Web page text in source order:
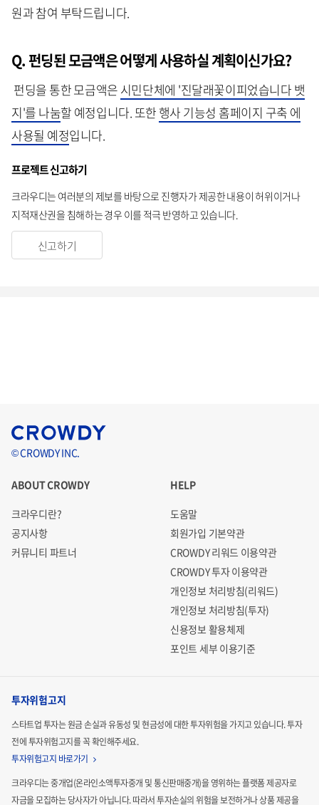
원과 참여 부탁드립니다.
Q. 펀딩된 모금액은 어떻게 사용하실 계획이신가요?
펀딩을 통한 모금액은 시민단체에 '진달래꽃이피었습니다 뱃
지'를 나눔할 예정입니다. 또한 행사 기능성 홈페이지 구축 에
사용될 예정입니다.
프로젝트 신고하기
크라우디는 여러분의 제보를 바탕으로 진행자가 제공한 내용이 허위이거나
지적재산권을 침해하는 경우 이를 적극 반영하고 있습니다.
신고하기
© CROWDY INC.
ABOUT CROWDY
크라우디란?
공지사항
커뮤니티 파트너
HELP
도움말
회원가입 기본약관
CROWDY 리워드 이용약관
CROWDY 투자 이용약관
개인정보 처리방침(리워드)
개인정보 처리방침(투자)
신용정보 활용체제
포인트 세부 이용기준
투자위험고지
스타트업 투자는 원금 손실과 유동성 및 현금성에 대한 투자위험을 가지고 있습니다.투자
전에 투자위험고지를 꼭 확인해주세요.
투자위험고지 바로가기
크라우디는 중개업(온라인소액투자중개 및 통신판매중개)을 영위하는 플랫폼 제공자로
자금을 모집하는당사자가 아닙니다. 따라서 투자손실의 위험을 보전하거나 상품 제공을